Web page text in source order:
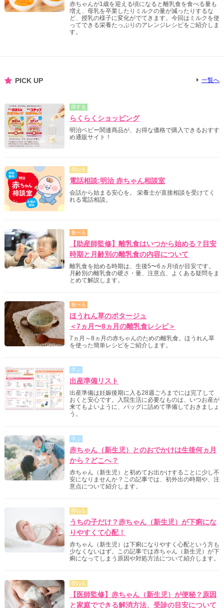
赤ちゃんが1歳を迎える頃になると離乳食を食べる量も
増え、母乳を卒業したりミルクの量が減ったりするな
ど、授乳の様子に変化がでてきます。今回はミルクを使
ってできる栄養たっぷりのアレンジレシピをご紹介しま
す。
PICK UP 一覧へ
得する
らくらくショッピング
明治ベビー関連商品が、お得な価格で購入できるおすす
め通販サイト！
尋ねる
電話相談:明治 赤ちゃん相談室
会話から始まる安心を。 栄養士が直接相談を受けてく
れる電話相談。
食べる
【助産師監修】離乳食はいつから始める？目安
時期と月齢別の離乳食の内容について
離乳食を始める時期は、生後5〜6ヵ月頃が目安です。
月齢別の離乳食の硬さ・量、注意点、よくある疑問をま
とめて解説します。
食べる
ほうれん草のポタージュ
＜7ヵ月〜8ヵ月の離乳食レシピ＞
7ヵ月～8ヵ月の赤ちゃんのための離乳食。ほうれん草
を使った簡単レシピをご紹介します。
学ぶ
出産準備リスト
出産準備は妊娠後期に入る28週ごろまでには完了して
おくと安心です。入院生活に必要なものは、いつお産が
来てもよいように、バッグに詰めて準備しておきましょ
う。
学ぶ
赤ちゃん（新生児）とのおでかけは生後何ヵ月
から？どこへ？
赤ちゃん（新生児）と初めてお出かけすることに少し不
安になりませんか？この記事では、初外出の時期や、注
意点について紹介します。
尋ねる
うちの子だけ？赤ちゃん（新生児）が下痢にな
りやすくて心配！
赤ちゃん（新生児）は下痢になりやすく心配という方も
少なくないはず。この記事では赤ちゃん（新生児）が下
痢になってしまう原因や対処方法について紹介します。
尋ねる
【医師監修】赤ちゃん（新生児）が便秘？原因
と家庭でできる解消方法、受診の目安について